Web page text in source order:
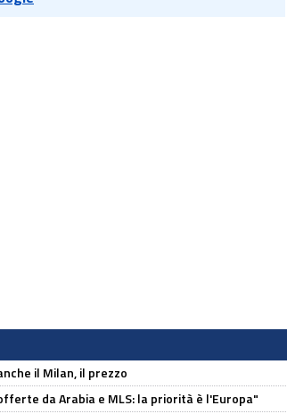
il Milan, il prezzo
da Arabia e MLS: la priorità è l'Europa"